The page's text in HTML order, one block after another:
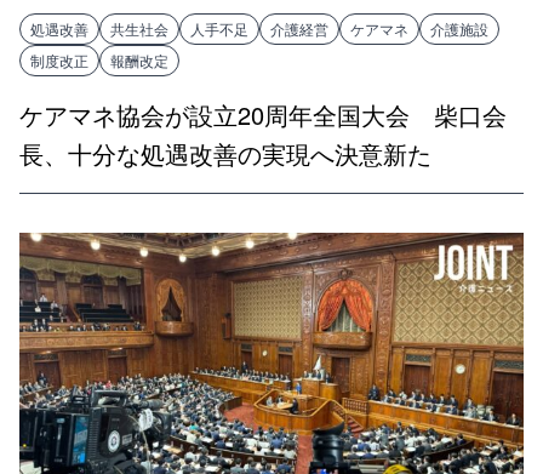
処遇改善 共生社会 人手不足 介護経営 ケアマネ
介護施設
制度改正
報酬改定
ケアマネ協会が設立20周年全国大会 柴口会
長、十分な処遇改善の実現へ決意新た